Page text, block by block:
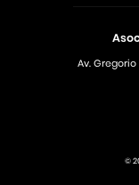
Av.
©